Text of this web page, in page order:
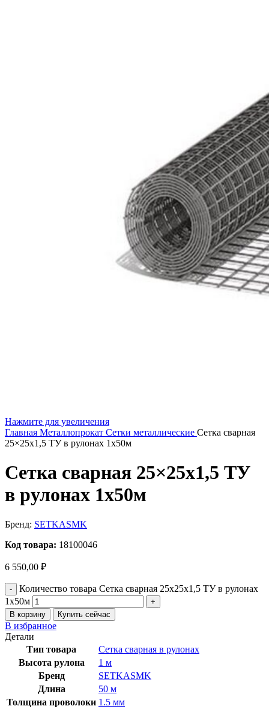
Нажмите для увеличения
Главная Металлопрокат Сетки металлические Сетка сварная
25×25х1,5 ТУ в рулонах 1х50м
Сетка сварная 25×25х1,5 ТУ
в рулонах 1х50м
Бренд: SETKASMK
Код товара: 18100046
6 550,00 ₽
Количество товара Сетка сварная 25x25х1,5 ТУ в рулонах
1х50м
В корзину Купить сейчас
В избранное
Детали
Тип товара
Сетка сварная в рулонах
Высота рулона
1 м
Бренд
SETKASMK
Длина
50 м
Толщина проволоки 1.5 мм